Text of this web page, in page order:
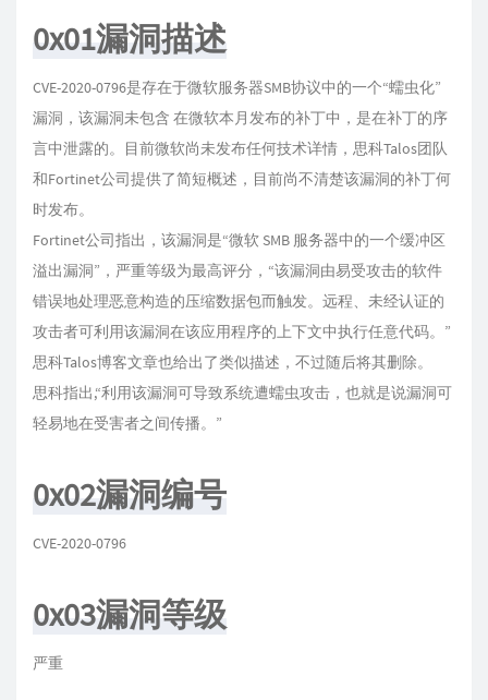
0x01漏洞描述
CVE-2020-0796是存在于微软服务器SMB协议中的一个“蠕虫化”
漏洞，该漏洞未包含 在微软本月发布的补丁中，是在补丁的序
言中泄露的。目前微软尚未发布任何技术详情，思科Talos团队
和Fortinet公司提供了简短概述，目前尚不清楚该漏洞的补丁何
时发布。
Fortinet公司指出，该漏洞是“微软 SMB 服务器中的一个缓冲区
溢出漏洞”，严重等级为最高评分，“该漏洞由易受攻击的软件
错误地处理恶意构造的压缩数据包而触发。远程、未经认证的
攻击者可利用该漏洞在该应用程序的上下文中执行任意代码。”
思科Talos博客文章也给出了类似描述，不过随后将其删除。
思科指出,“利用该漏洞可导致系统遭蠕虫攻击，也就是说漏洞可
轻易地在受害者之间传播。”
0x02漏洞编号
CVE-2020-0796
0x03漏洞等级
严重